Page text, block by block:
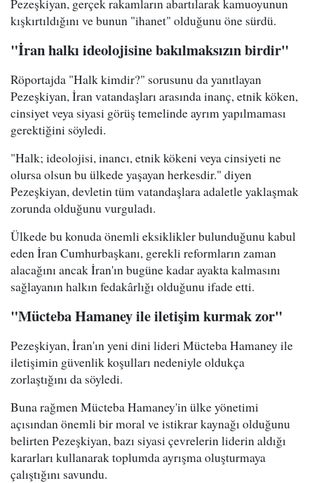
Pezeşkiyan, gerçek rakamların abartılarak kamuoyunun
kışkırtıldığını ve bunun "ihanet" olduğunu öne sürdü.
"İran halkı ideolojisine bakılmaksızın birdir"
Röportajda "Halk kimdir?" sorusunu da yanıtlayan
Pezeşkiyan, İran vatandaşları arasında inanç, etnik köken,
cinsiyet veya siyasi görüş temelinde ayrım yapılmaması
gerektiğini söyledi.
"Halk; ideolojisi, inancı, etnik kökeni veya cinsiyeti ne
olursa olsun bu ülkede yaşayan herkesdir." diyen
Pezeşkiyan, devletin tüm vatandaşlara adaletle yaklaşmak
zorunda olduğunu vurguladı.
Ülkede bu konuda önemli eksiklikler bulunduğunu kabul
eden İran Cumhurbaşkanı, gerekli reformların zaman
alacağını ancak İran'ın bugüne kadar ayakta kalmasını
sağlayanın halkın fedakârlığı olduğunu ifade etti.
"Mücteba Hamaney ile iletişim kurmak zor"
Pezeşkiyan, İran'ın yeni dini lideri Mücteba Hamaney ile
iletişimin güvenlik koşulları nedeniyle oldukça
zorlaştığını da söyledi.
Buna rağmen Mücteba Hamaney'in ülke yönetimi
açısından önemli bir moral ve istikrar kaynağı olduğunu
belirten Pezeşkiyan, bazı siyasi çevrelerin liderin aldığı
kararları kullanarak toplumda ayrışma oluşturmaya
çalıştığını savundu.